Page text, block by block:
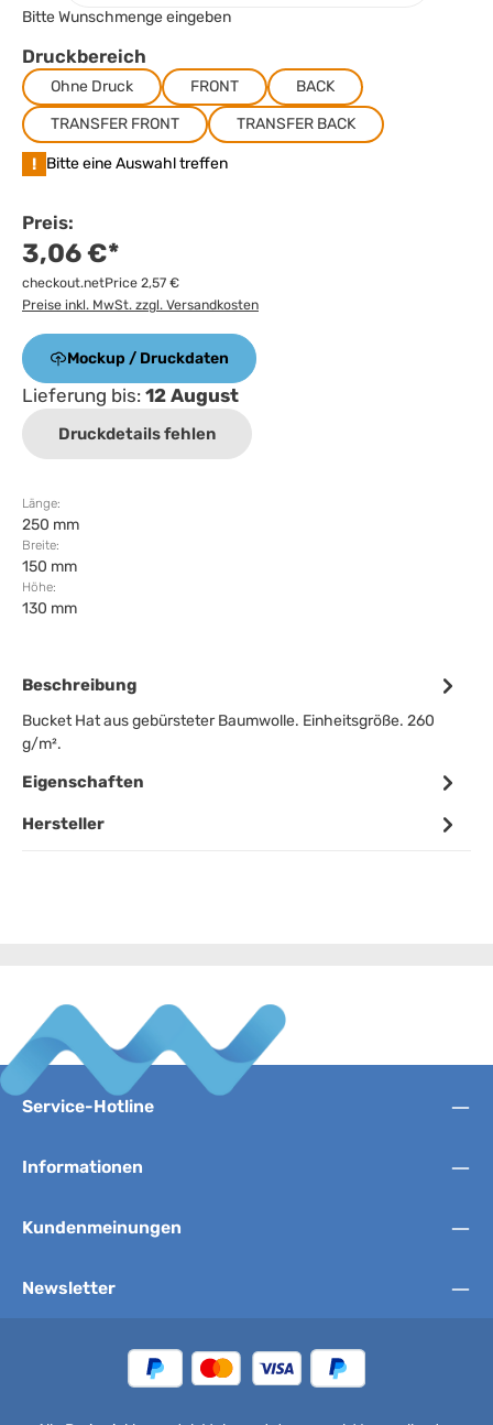
Bitte Wunschmenge eingeben
Druckbereich
Ohne Druck FRONT
BACK
TRANSFER FRONT
TRANSFER BACK
! Bitte eine Auswahl treffen
Preis:
3,06 €*
checkout.netPrice 2,57 €
Preise inkl. MwSt. zzgl. Versandkosten
Mockup / Druckdaten
Lieferung bis: 12 August
Druckdetails fehlen
Länge:
250 mm
Breite:
150 mm
Höhe:
130 mm
Beschreibung
Bucket Hat aus gebürsteter Baumwolle. Einheitsgröße. 260
g/m².
Eigenschaften
Hersteller
Service-Hotline
Informationen
Kundenmeinungen
Newsletter